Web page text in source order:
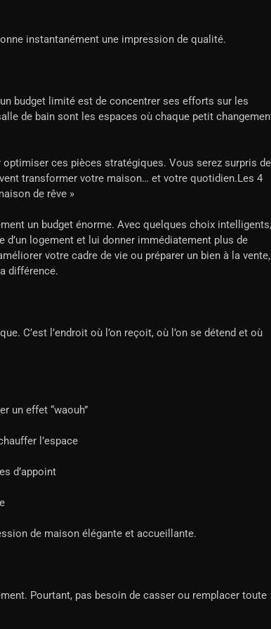
instantanément une impression de qualité.
budget limité est de concentrer ses efforts sur les
de bain sont les espaces où chaque petit
optimiser ces pièces stratégiques. Vous serez surpris de
transformer votre maison… et votre quotidien.Les 4
de rêve »
un budget énorme. Avec quelques choix intelligents,
logement et lui donner immédiatement plus de
votre cadre de vie ou préparer un bien à la vente,
différence.
C’est l’endroit où l’on reçoit, où l’on se détend et où
un effet “waouh”
l’espace
d’appoint
de maison élégante et accueillante.
Pourtant, pas besoin de casser ou remplacer toute